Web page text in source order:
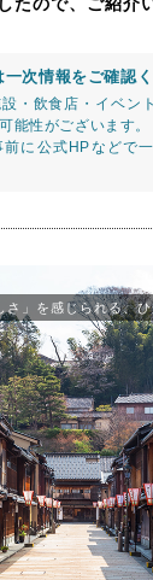
一次情報をご確認
・飲食店・イベン
能性がございます。
に公式HPなどで
さ」を感じられる、